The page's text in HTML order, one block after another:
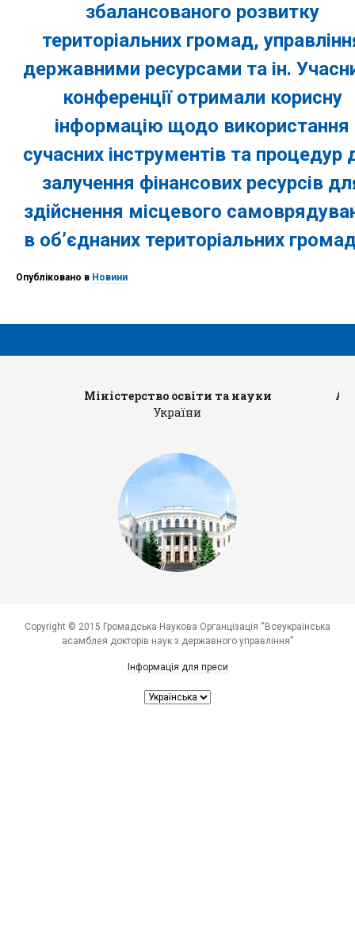
збалансованого розвитку
територіальних громад,
державними ресурсами та ін.
конференції отримали корисну
інформацію щодо використання
сучасних інструментів та процедур
залучення фінансових ресурсів
здійснення місцевого
в об’єднаних територіальних
Опубліковано в Новини
Міністерство освіти та науки
України
Copyright © 2015 Громадська Наукова Органцізація “Всеукраїнська
асамблея докторів наук з державного управління”
Інформація для преси